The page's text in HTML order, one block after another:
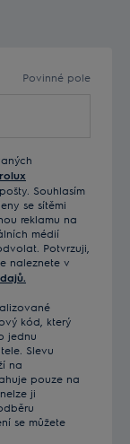
Povinné pole
Souhlasím
se sítěmi
reklamu na
médií
Potvrzuji,
naleznete v
kód, který
jednu
Slevu
na
pouze na
ji
se můžete